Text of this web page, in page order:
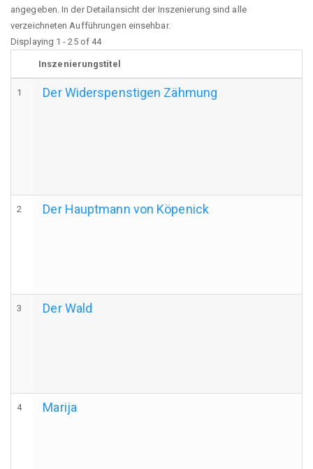
angegeben. In der Detailansicht der Inszenierung sind alle
verzeichneten Aufführungen einsehbar.
Displaying 1 - 25 of 44
Inszenierungstitel
1 Der Widerspenstigen Zähmung
2 Der Hauptmann von Köpenick
3 Der Wald
4 Marija